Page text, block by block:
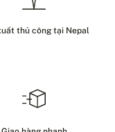
thủ công tại Nepal